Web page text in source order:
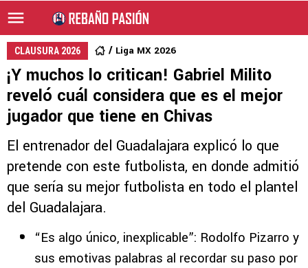
CLAUSURA 2026 Liga MX 2026
¡Y muchos lo critican! Gabriel Milito
reveló cuál considera que es el mejor
jugador que tiene en Chivas
El entrenador del Guadalajara explicó lo que
pretende con este futbolista, en donde admitió
que sería su mejor futbolista en todo el plantel
del Guadalajara.
“Es algo único, inexplicable”: Rodolfo Pizarro y
sus emotivas palabras al recordar su paso por